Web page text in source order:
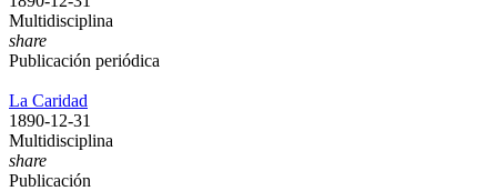
Multidisciplina
share
Publicación periódica
La Caridad
1890-12-31
Multidisciplina
share
Publicación